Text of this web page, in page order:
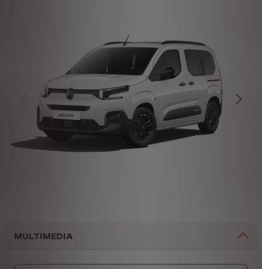
MULTIMEDIA